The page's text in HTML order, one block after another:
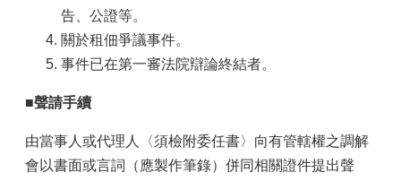
告、公證等。
關於租佃爭議事件。
事件已在第一審法院辯論終結者。
■聲請手續
由當事人或代理人〈須檢附委任書〉向有管轄權之調解
會以書面或言詞（應製作筆錄）併同相關證件提出聲